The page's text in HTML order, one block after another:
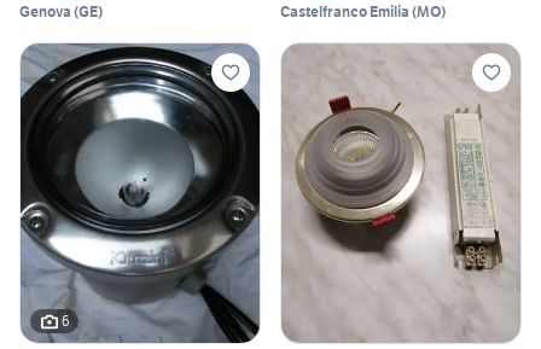
Genova (GE) Castelfranco Emilia (MO)
6